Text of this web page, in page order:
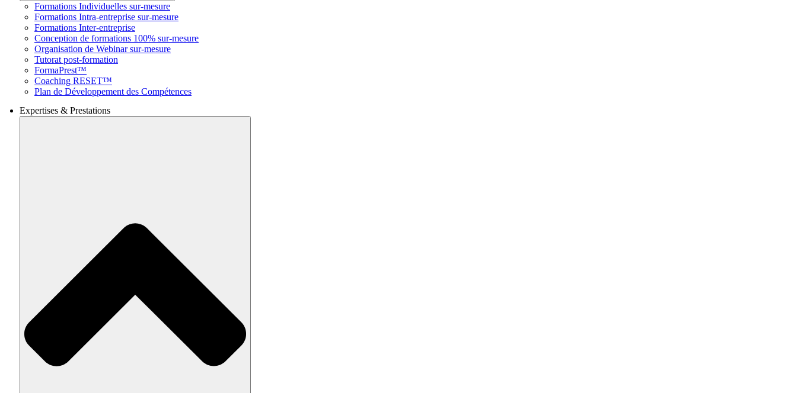
Formations Individuelles sur-mesure
Formations Intra-entreprise sur-mesure
Formations Inter-entreprise
Conception de formations 100% sur-mesure
Organisation de Webinar sur-mesure
Tutorat post-formation
FormaPrest™
Coaching RESET™
Plan de Développement des Compétences
Expertises & Prestations